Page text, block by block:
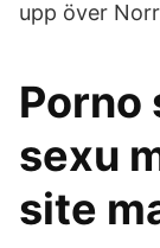
upp över
Porno
sexu
site